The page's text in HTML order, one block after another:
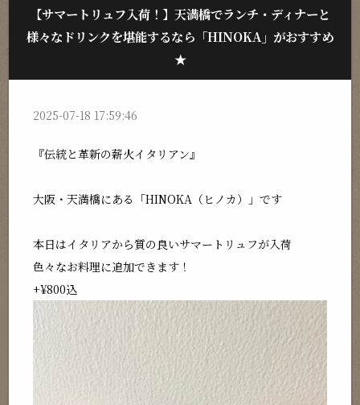
【サマートリュフ入荷！】天満橋でランチ・ディナーと
様々なドリンクを堪能するなら「HINOKA」がおすすめ
★
2025-07-18 17:59:46
『伝統と革新の薪火イタリアン』
大阪・天満橋にある「HINOKA（ヒノカ）」です
本日はイタリアから質の良いサマートリュフが入荷
色々なお料理に追加できます！
+¥800込